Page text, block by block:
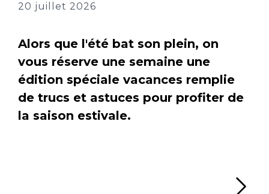
20 juillet 2026
Alors que l'été bat son plein, on
vous réserve une semaine une
édition spéciale vacances remplie
de trucs et astuces pour profiter de
la saison estivale.